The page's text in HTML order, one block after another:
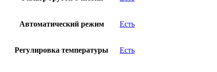
Автоматический режим Есть
Регулировка температуры Есть